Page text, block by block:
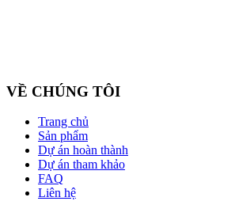
VỀ CHÚNG TÔI
Trang chủ
Sản phẩm
Dự án hoàn thành
Dự án tham khảo
FAQ
Liên hệ